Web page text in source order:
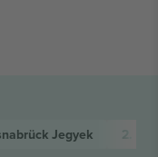
Jegyek